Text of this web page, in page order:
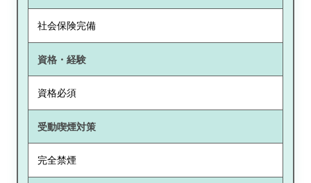
社会保険完備
資格・経験
資格必須
受動喫煙対策
完全禁煙